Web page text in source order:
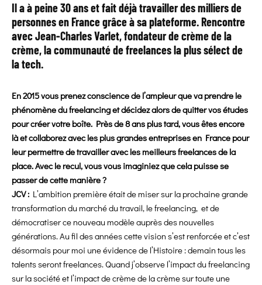
Il a à peine 30 ans et fait déjà travailler des milliers de
personnes en France grâce à sa plateforme. Rencontre
avec Jean-Charles Varlet, fondateur de crème de la
crème, la communauté de freelances la plus sélect de
la tech.
En 2015 vous prenez conscience de l’ampleur que va prendre le
phénomène du freelancing et décidez alors de quitter vos études
pour créer votre boîte. Près de 8 ans plus tard, vous êtes encore
là et collaborez avec les plus grandes entreprises en France pour
leur permettre de travailler avec les meilleurs freelances de la
place. Avec le recul, vous vous imaginiez que cela puisse se
passer de cette manière ?
JCV : L’ambition première était de miser sur la prochaine grande
transformation du marché du travail, le freelancing, et de
démocratiser ce nouveau modèle auprès des nouvelles
générations. Au fil des années cette vision s’est renforcée et c’est
désormais pour moi une évidence de l’Histoire : demain tous les
talents seront freelances. Quand j’observe l’impact du freelancing
sur la société et l’impact de crème de la crème sur toute une